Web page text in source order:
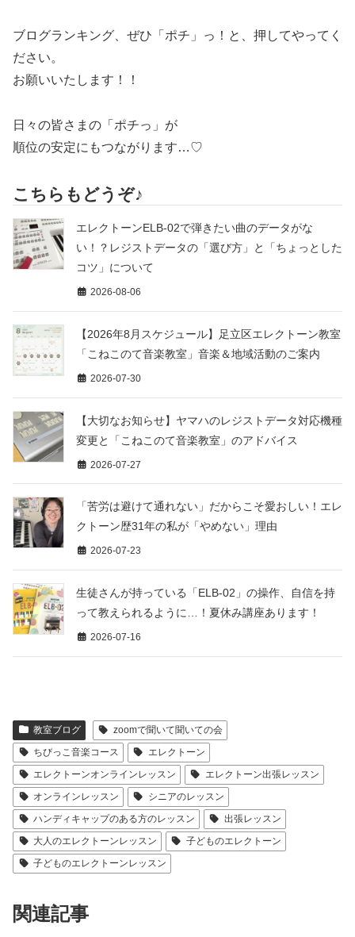
ブログランキング、ぜひ「ポチ」っ！と、押してやってく
ださい。
お願いいたします！！
日々の皆さまの「ポチっ」が
順位の安定にもつながります…♡
こちらもどうぞ♪
エレクトーンELB-02で弾きたい曲のデータがな
い！？レジストデータの「選び方」と「ちょっとした
コツ」について
2026-08-06
【2026年8月スケジュール】足立区エレクトーン教室
「こねこのて音楽教室」音楽＆地域活動のご案内
2026-07-30
【大切なお知らせ】ヤマハのレジストデータ対応機種
変更と「こねこのて音楽教室」のアドバイス
2026-07-27
「苦労は避けて通れない」だからこそ愛おしい！エレ
クトーン歴31年の私が「やめない」理由
2026-07-23
生徒さんが持っている「ELB-02」の操作、自信を持
って教えられるように…！夏休み講座あります！
2026-07-16
教室ブログ
zoomで聞いて聞いての会
ちびっこ音楽コース
エレクトーン
エレクトーンオンラインレッスン
エレクトーン出張レッスン
オンラインレッスン
シニアのレッスン
ハンディキャップのある方のレッスン
出張レッスン
大人のエレクトーンレッスン
子どものエレクトーン
子どものエレクトーンレッスン
関連記事